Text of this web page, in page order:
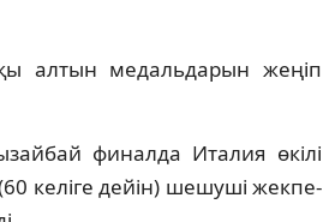
алтын медальдарын жеңіп
финалда Италия өкілі
келіге дейін) шешуші жекпе-